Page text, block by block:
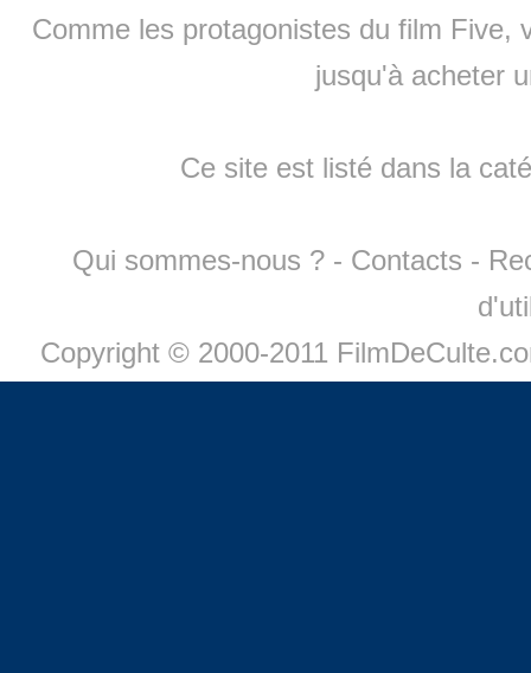
Comme les protagonistes du film Five,
jusqu'à acheter
Ce site est listé dans la
Qui sommes-nous ? - Contacts -
Copyright © 2000-2011